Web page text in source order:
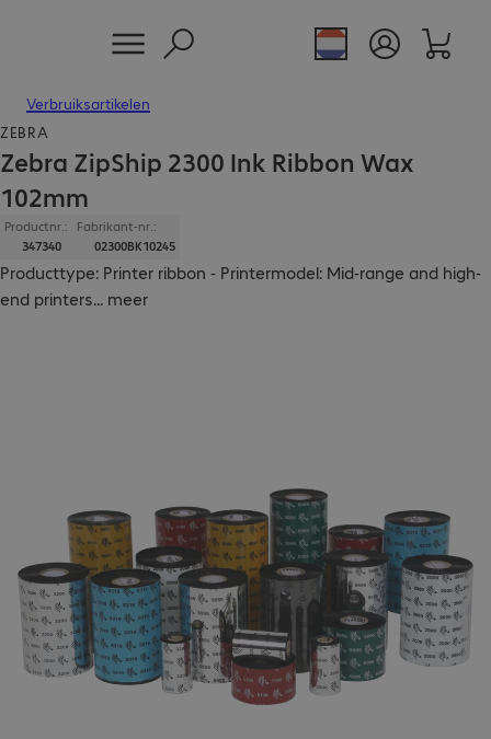
Verbruiksartikelen
ZEBRA
Zebra ZipShip 2300 Ink Ribbon Wax
102mm
Productnr.:
347340
Fabrikant-nr.:
02300BK10245
Producttype: Printer ribbon - Printermodel: Mid-range and high-
end printers... meer